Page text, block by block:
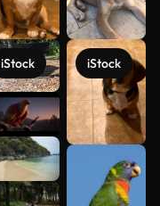
iStock iStock
Mehr